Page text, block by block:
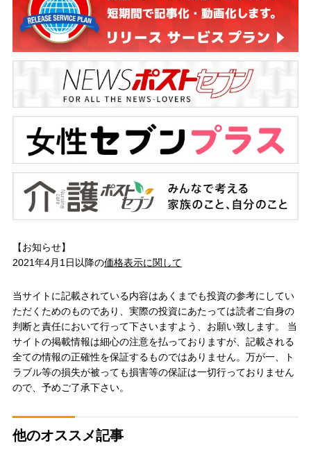
【お知らせ】
2021年4月1日以降の価格表示に関して
当サイトに記載されている内容はあくまでも投資の参考にしてい
ただくためのものであり、実際の投資にあたっては読者ご自身の
判断と責任において行って下さいますよう、お願い致します。 当
サイトの掲載情報は細心の注意を払っておりますが、記載される
全ての情報の正確性を保証するものではありません。万が一、ト
ラブル等の損失が被っても損害等の保証は一切行っておりません
ので、予めご了承下さい。
他のオススメ記事